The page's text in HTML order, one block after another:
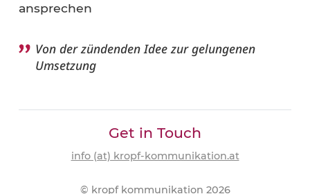
B egeistern
Sympathie oder einem Erlebnis
E ntdecken
ansprechen
Von der zündenden Idee zur gelungenen